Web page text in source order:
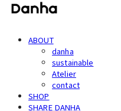
ABOUT
danha
sustainable
Atelier
contact
SHOP
SHARE DANHA